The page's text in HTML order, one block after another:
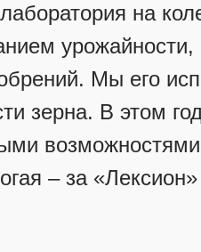
на
Мы его
зерна. В этом
– за